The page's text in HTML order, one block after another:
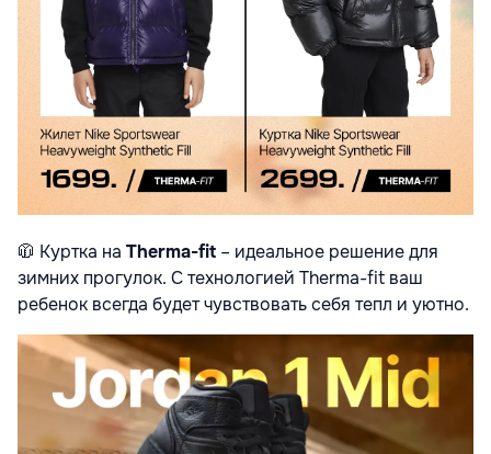
🧥 Куртка на Therma-fit – идеальное решение для
зимних прогулок. С технологией Therma-fit ваш
ребенок всегда будет чувствовать себя тепл и уютно.